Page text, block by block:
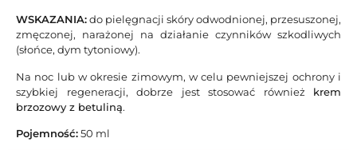
WSKAZANIA:do pielęgnacji skóry odwodnionej, przesuszonej,
zmęczonej, narażonej na działanie czynników szkodliwych
(słońce, dym tytoniowy).
Na noc lub w okresie zimowym, w celu pewniejszej ochrony i
szybkiej regeneracji, dobrze jest stosować również krem
brzozowy z betuliną.
Pojemność:50 ml